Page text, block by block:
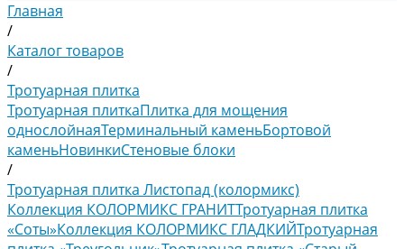
Главная
/
Каталог товаров
/
Тротуарная плитка
Тротуарная плиткаПлитка для мощения
однослойнаяТерминальный каменьБортовой
каменьНовинкиСтеновые блоки
/
Тротуарная плитка Листопад (колормикс)
Коллекция КОЛОРМИКС ГРАНИТТротуарная плитка
«Соты»Коллекция КОЛОРМИКС ГЛАДКИЙТротуарная